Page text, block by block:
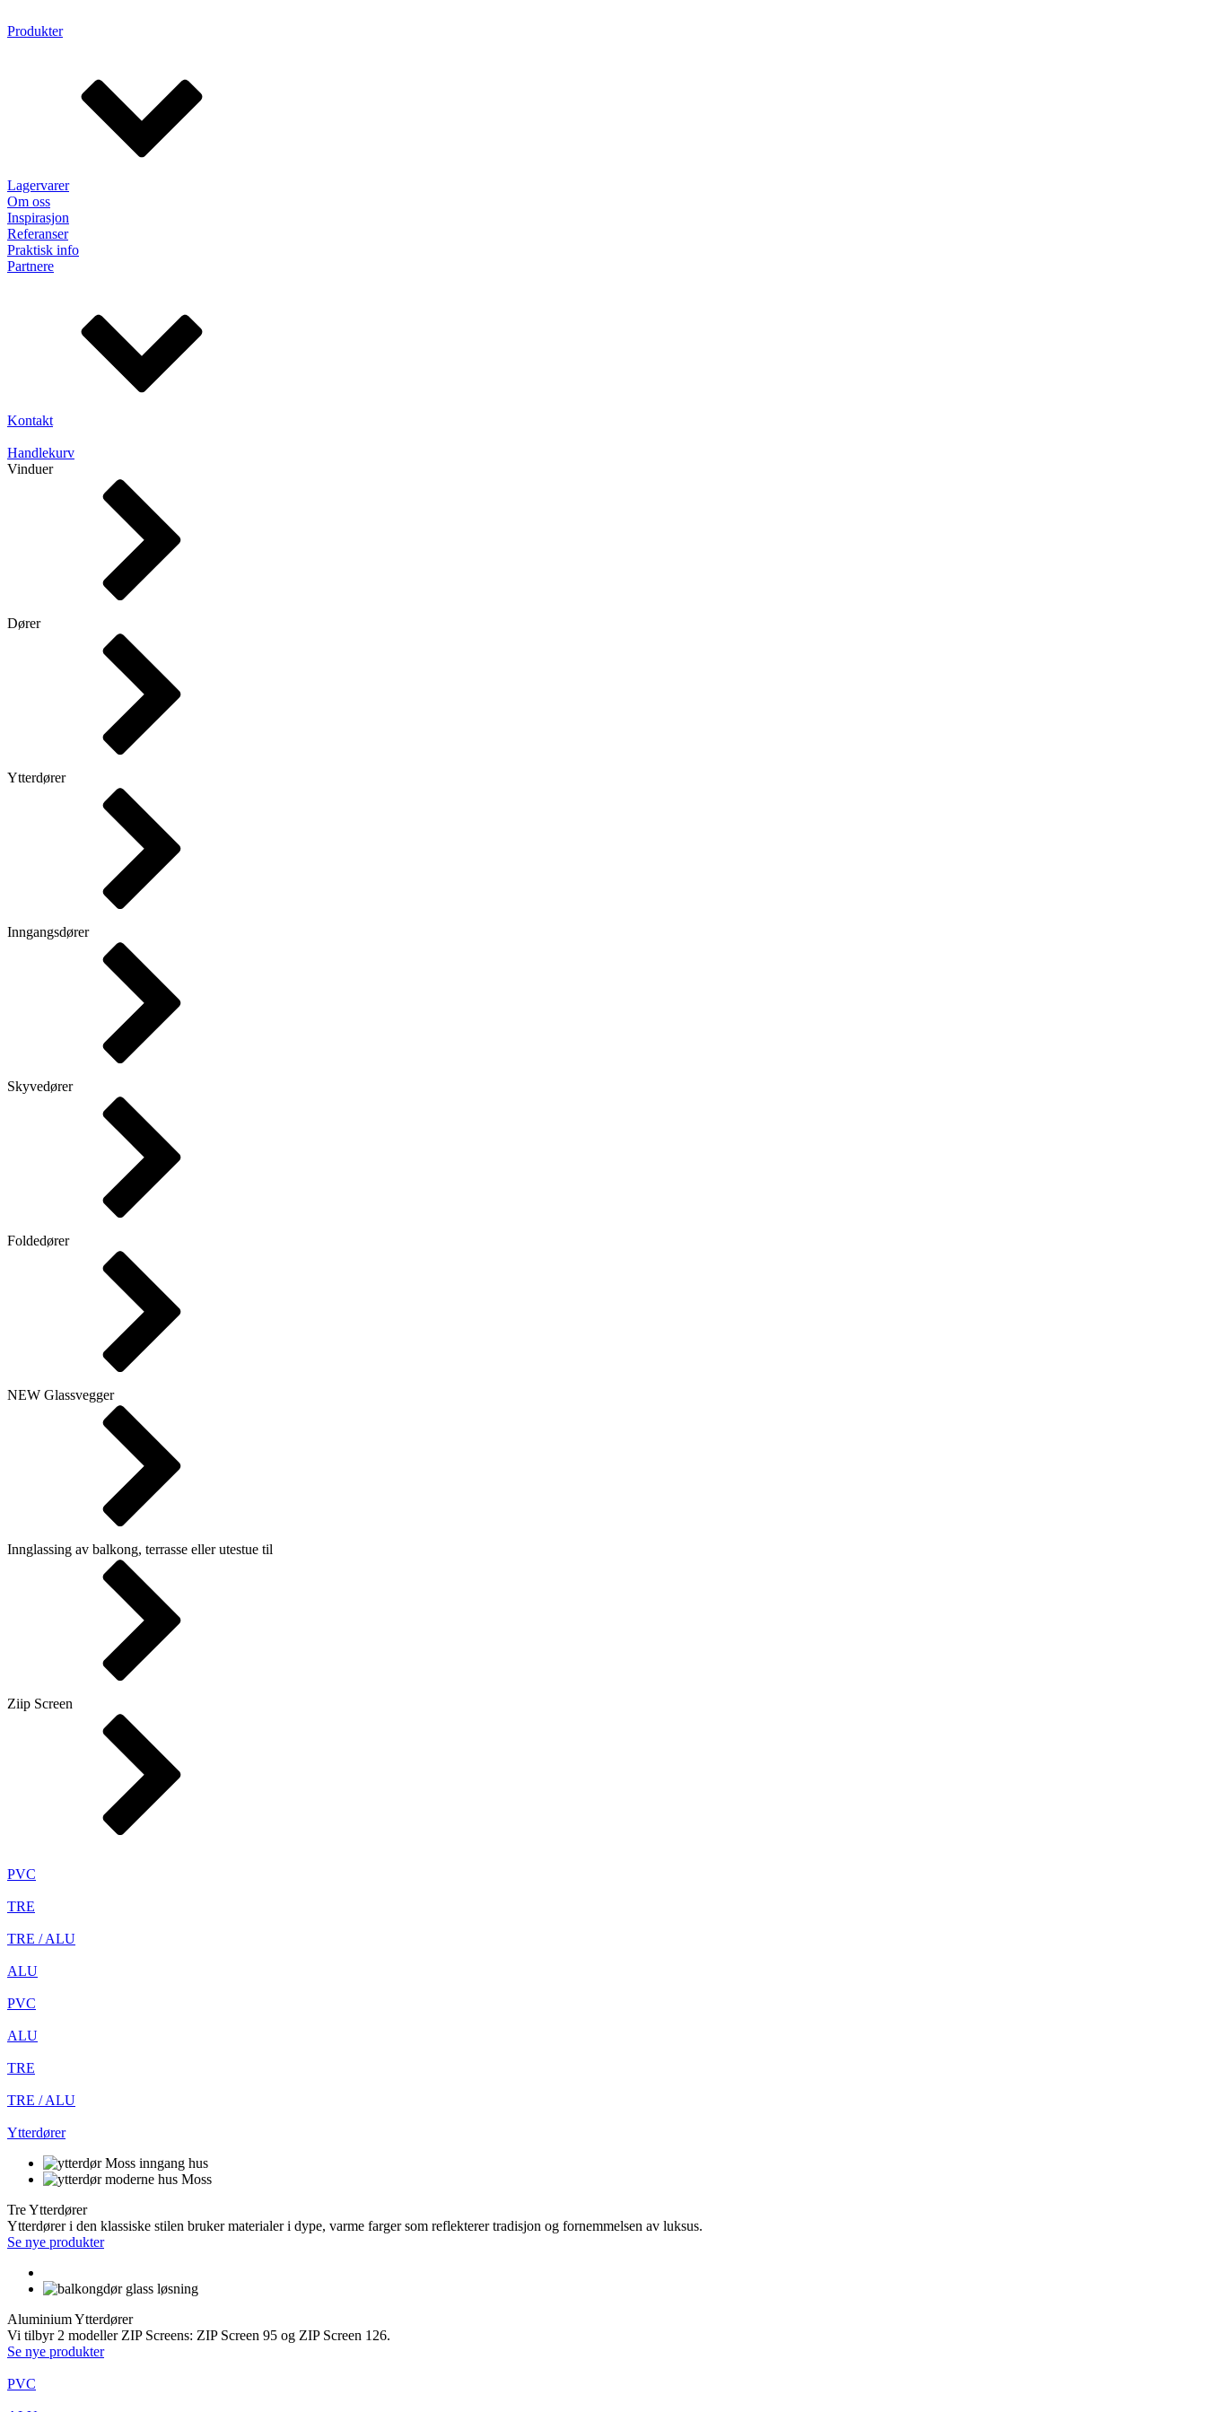
Produkter
Lagervarer
Om oss
Inspirasjon
Referanser
Praktisk info
Partnere
Kontakt
Handlekurv
Vinduer
Dører
Ytterdører
Inngangsdører
Skyvedører
Foldedører
NEW Glassvegger
Innglassing av balkong, terrasse eller utestue til
Ziip Screen
PVC
TRE
TRE / ALU
ALU
PVC
ALU
TRE
TRE / ALU
Ytterdører
Tre Ytterdører
Ytterdører i den klassiske stilen bruker materialer i dype, varme farger som reflekterer tradisjon og fornemmelsen av luksus.
Se nye produkter
Aluminium Ytterdører
Vi tilbyr 2 modeller ZIP Screens: ZIP Screen 95 og ZIP Screen 126.
Se nye produkter
PVC